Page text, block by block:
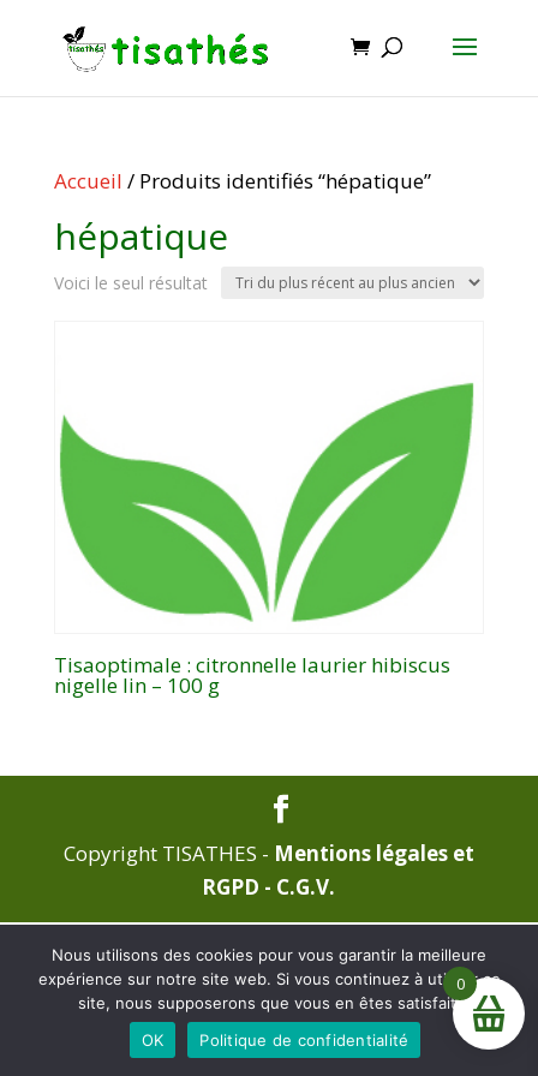
La boutique est en construction, pas de commande pour
l'instant. Merci de votre patience.Ignorer
Accueil / Produits identifiés “hépatique”
hépatique
Voici le seul résultat
Tisaoptimale : citronnelle laurier hibiscus
nigelle lin – 100 g
Copyright TISATHES - Mentions légales et
RGPD - C.G.V.
0
Nous utilisons des cookies pour vous garantir la meilleure
expérience sur notre site web. Si vous continuez à utiliser ce
site, nous supposerons que vous en êtes satisfait.
OK
Politique de confidentialité